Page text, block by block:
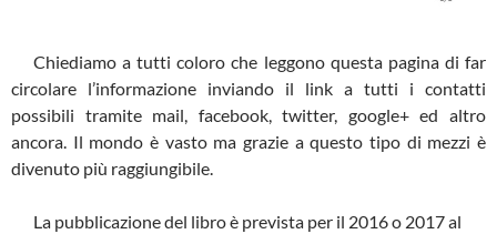
Chiediamo a tutti coloro che leggono questa pagina di far
circolare l’informazione inviando il link a tutti i contatti
possibili tramite mail, facebook, twitter, google+ ed altro
ancora. Il mondo è vasto ma grazie a questo tipo di mezzi è
divenuto più raggiungibile.
La pubblicazione del libro è prevista per il 2016 o 2017 al